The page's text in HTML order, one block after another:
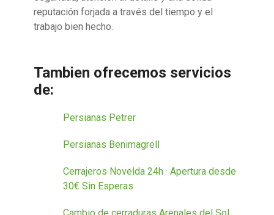
reputación forjada a través del tiempo y el
trabajo bien hecho.
Tambien ofrecemos servicios
de:
Persianas Petrer
Persianas Benimagrell
Cerrajeros Novelda 24h · Apertura desde
30€ Sin Esperas